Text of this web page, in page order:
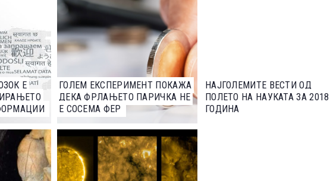
Е
ГОЛЕМ ЕКСПЕРИМЕНТ ПОКАЖА
ДЕКА ФРЛАЊЕТО ПАРИЧКА НЕ
Е СОСЕМА ФЕР
НАЈГОЛЕМИТЕ ВЕСТИ ОД
ПОЛЕТО НА НАУКАТА ЗА 2018
ГОДИНА